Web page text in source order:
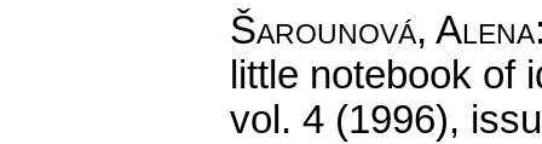
Šarounová, Alena
little notebook of
vol. 4 (1996),